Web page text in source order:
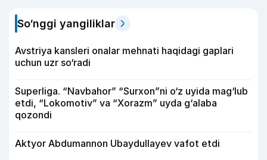
So‘nggi yangiliklar
Avstriya kansleri onalar mehnati haqidagi gaplari
uchun uzr so‘radi
Superliga. “Navbahor” “Surxon”ni o‘z uyida mag‘lub
etdi, “Lokomotiv” va “Xorazm” uyda g‘alaba
qozondi
Aktyor Abdu­mannon Ubaydullayev vafot etdi